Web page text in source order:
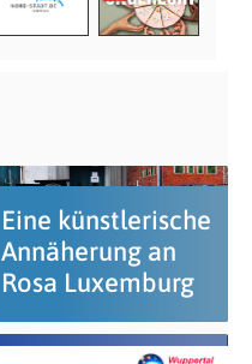
Eine künstlerische
Annäherung an
Rosa Luxemburg